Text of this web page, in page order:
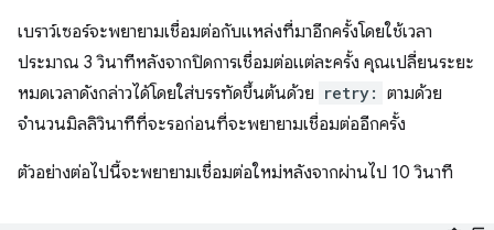
เบราว์เซอร์จะพยายามเชื่อมต่อกับแหล่งที่มาอีกครั้งโดยใช้เวลา
ประมาณ 3 วินาทีหลังจากปิดการเชื่อมต่อแต่ละครั้ง คุณเปลี่ยนระยะ
หมดเวลาดังกล่าวได้โดยใส่บรรทัดขึ้นต้นด้วย retry: ตามด้วย
จำนวนมิลลิวินาทีที่จะรอก่อนที่จะพยายามเชื่อมต่ออีกครั้ง
ตัวอย่างต่อไปนี้จะพยายามเชื่อมต่อใหม่หลังจากผ่านไป 10 วินาที